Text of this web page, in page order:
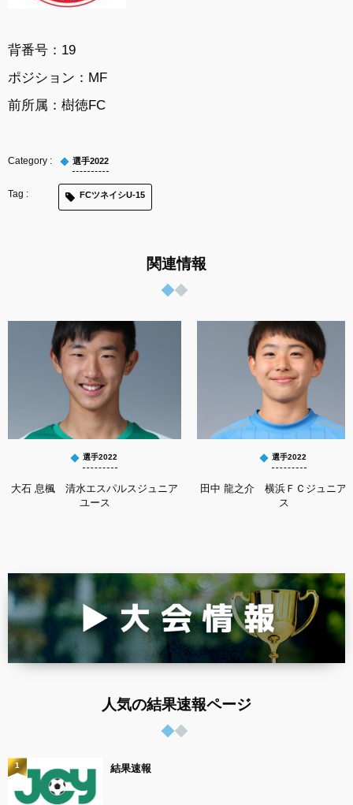
背番号：19
ポジション：MF
前所属：樹徳FC
選手2022
FCツネイシU-15
関連情報
選手2022
大石 息楓 清水エスパルスジュニア
ユース
選手2022
田中 龍之介 横浜ＦＣジュニア
ス
人気の結果速報ページ
結果速報
1